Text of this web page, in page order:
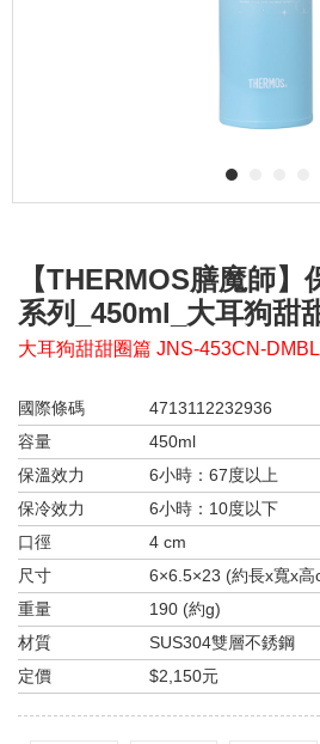
【THERMOS膳魔師
系列_450ml_大耳狗甜
大耳狗甜甜圈篇 JNS-453CN-DMBL
國際條碼
4713112232936
容量
450ml
保溫效力
6小時：67度以上
保冷效力
6小時：10度以下
口徑
4 cm
尺寸
6×6.5×23 (約長x寬x高
重量
190 (約g)
材質
SUS304雙層不銹鋼
定價
$2,150元